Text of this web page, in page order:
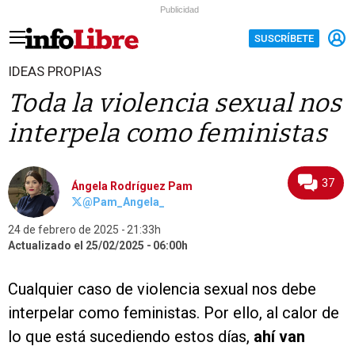
Publicidad
SUSCRÍBETE
IDEAS PROPIAS
Toda la violencia sexual nos
interpela como feministas
Ángela Rodríguez Pam
@Pam_Angela_
24 de febrero de 2025
21:33h
Actualizado el 25/02/2025
06:00h
37
Cualquier caso de violencia sexual nos debe
interpelar como feministas. Por ello, al calor de
lo que está sucediendo estos días, ahí van